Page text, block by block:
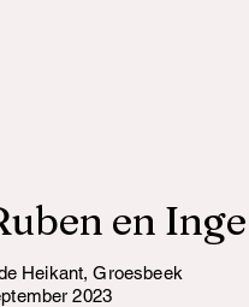
en Inge
Heikant, Groesbeek
2023